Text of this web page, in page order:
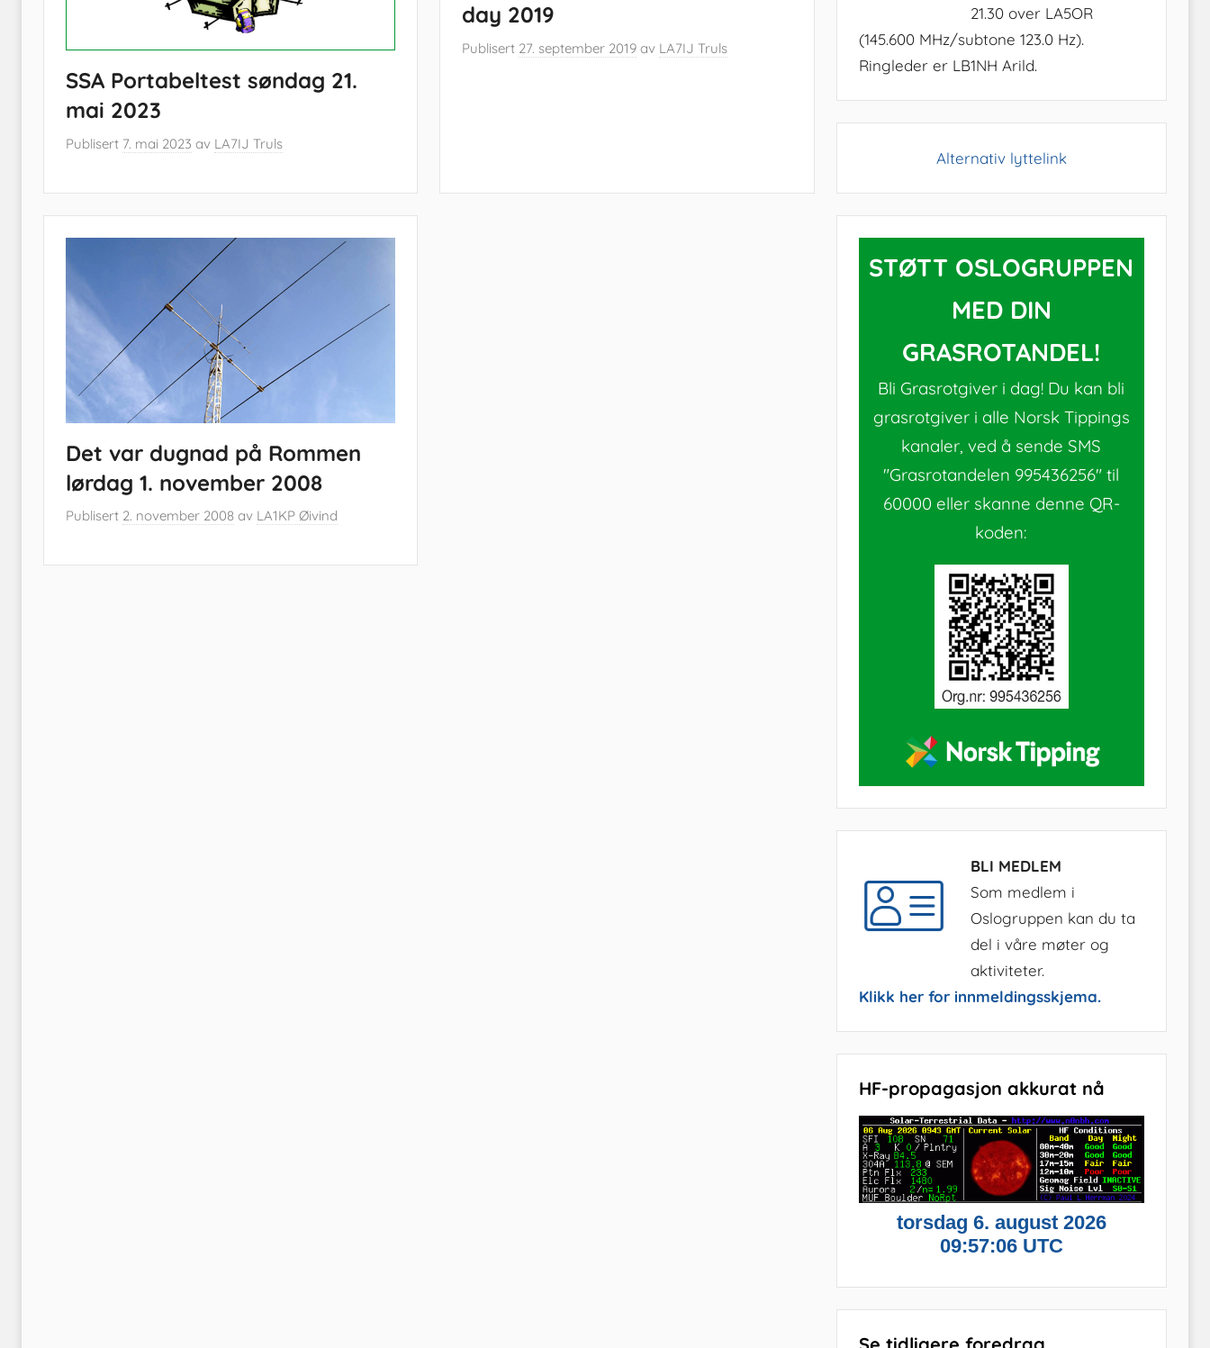
SSA Portabeltest søndag 21.
mai 2023
Publisert 7. mai 2023 av LA7IJ Truls
day 2019
Publisert 27. september 2019 av LA7IJ Truls
Det var dugnad på Rommen
lørdag 1. november 2008
Publisert 2. november 2008 av LA1KP Øivind
21.30 over LA5OR
(145.600 MHz/subtone 123.0 Hz).
Ringleder er LB1NH Arild.
Alternativ lyttelink
STØTT OSLOGRUPPEN
MED DIN
GRASROTANDEL!
Bli Grasrotgiver i dag! Du kan bli
grasrotgiver i alle Norsk Tippings
kanaler, ved å sende SMS
"Grasrotandelen 995436256" til
60000 eller skanne denne QR-
koden:
BLI MEDLEM
Som medlem i
Oslogruppen kan du ta
del i våre møter og
aktiviteter.
Klikk her for innmeldingsskjema.
HF-propagasjon akkurat nå